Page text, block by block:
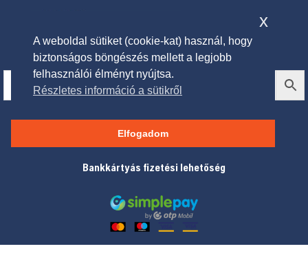
Riderek
Bankkártyás fizetési lehetőség
A weboldal sütiket (cookie-kat) használ, hogy
biztonságos böngészés mellett a legjobb
felhasználói élményt nyújtsa.
Részletes információ a sütikről
Elfogadom
x